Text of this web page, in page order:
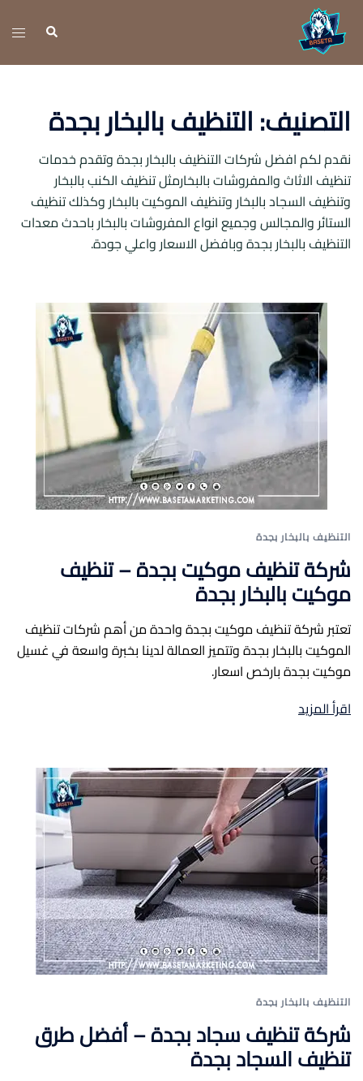
انتقل
المحتوى
بحث
تبديل
التصنيف:التنظيف بالبخار بجدة
نقدم لكم افضل شركات التنظيف بالبخار بجدة وتقدم خدمات
تنظيف الاثاث والمفروشات بالبخارمثل تنظيف الكنب بالبخار
وتنظيف السجاد بالبخار وتنظيف الموكيت بالبخار وكذلك تنظيف
الستائر والمجالس وجميع انواع المفروشات بالبخار باحدث معدات
التنظيف بالبخار بجدة وبافضل الاسعار واعلي جودة.
التنظيف بالبخار بجدة
شركة تنظيف موكيت بجدة – تنظيف
موكيت بالبخار بجدة
تعتبر شركة تنظيف موكيت بجدة واحدة من أهم شركات تنظيف
الموكيت بالبخار بجدة وتتميز العمالة لدينا بخبرة واسعة في غسيل
موكيت بجدة بارخص اسعار.
اقرأ المزيد
التنظيف بالبخار بجدة
شركة تنظيف سجاد بجدة – أفضل طرق
تنظيف السجاد بجدة